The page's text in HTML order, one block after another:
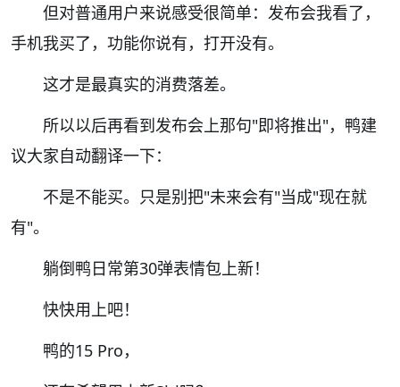
但对普通用户来说感受很简单：发布会我看了，
手机我买了，功能你说有，打开没有。
这才是最真实的消费落差。
所以以后再看到发布会上那句"即将推出"，鸭建
议大家自动翻译一下：
不是不能买。只是别把"未来会有"当成"现在就
有"。
躺倒鸭日常第30弹表情包上新！
快快用上吧！
鸭的15 Pro，